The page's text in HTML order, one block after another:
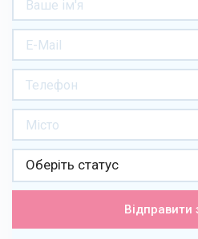
Оберіть статус
Відправити